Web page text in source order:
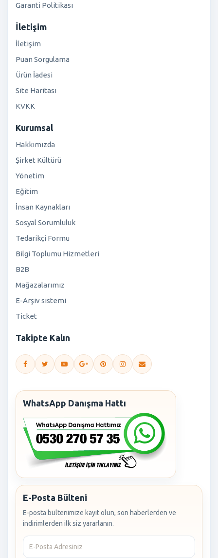
Garanti Politikası
İletişim
İletişim
Puan Sorgulama
Ürün İadesi
Site Haritası
KVKK
Kurumsal
Hakkımızda
Şirket Kültürü
Yönetim
Eğitim
İnsan Kaynakları
Sosyal Sorumluluk
Tedarikçi Formu
Bilgi Toplumu Hizmetleri
B2B
Mağazalarımız
E-Arşiv sistemi
Ticket
Takipte Kalın
WhatsApp Danışma Hattı
E-Posta Bülteni
E-posta bültenimize kayıt olun, son haberlerden ve
indirimlerden ilk siz yararlanın.